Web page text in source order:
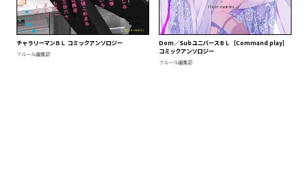
チャラリーマンＢＬ コミックアンソロジー
フルール編集部
Dom／SubユニバースＢＬ［Command play］
コミックアンソロジー
フルール編集部